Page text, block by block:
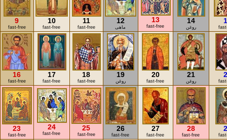
9
fast-free
10
fast-free
11
fast-free
12
ماهی
13
fast-free
14
روغن
16
fast-free
17
fast-free
18
fast-free
19
روغن
20
fast-free
21
روغن
23
fast-free
24
fast-free
25
fast-free
26
fast-free
27
fast-free
28
fast-free